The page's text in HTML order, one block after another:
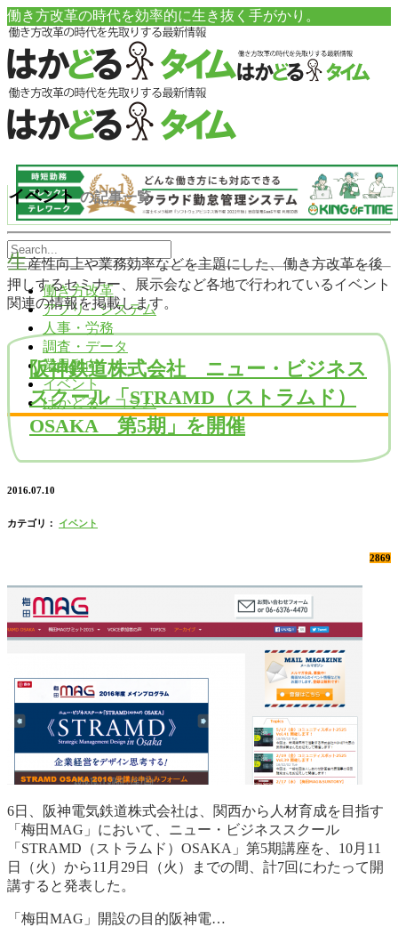
働き方改革の時代を効率的に生き抜く手がかり。
働き方改革
アプリ・システム
人事・労務
調査・データ
業界動向
イベント
はかどる！コラム
イベントの記事一覧
生産性向上や業務効率などを主題にした、働き方改革を後
押しするセミナー、展示会など各地で行われているイベント
関連の情報を掲載します。
阪神鉄道株式会社 ニュー・ビジネス
スクール「STRAMD（ストラムド）
OSAKA 第5期」を開催
2016.07.10
カテゴリ： イベント
2869
6日、阪神電気鉄道株式会社は、関西から人材育成を目指す
「梅田MAG」において、ニュー・ビジネススクール
「STRAMD（ストラムド）OSAKA」第5期講座を、10月11
日（火）から11月29日（火）までの間、計7回にわたって開
講すると発表した。
「梅田MAG」開設の目的阪神電…